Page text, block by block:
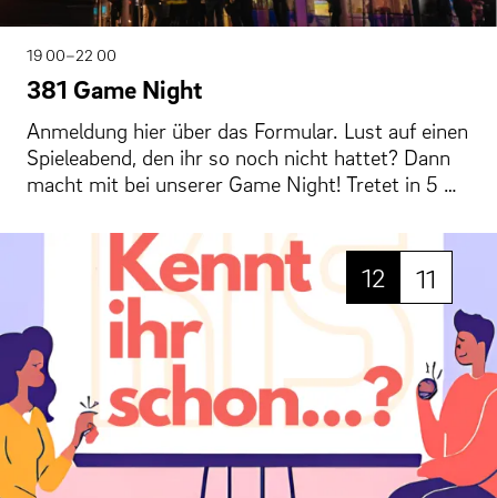
19 00–22 00
381 Game Night
Anmeldung hier über das Formular. Lust auf einen
Spieleabend, den ihr so noch nicht hattet? Dann
macht mit bei unserer Game Night! Tretet in 5 …
12 11